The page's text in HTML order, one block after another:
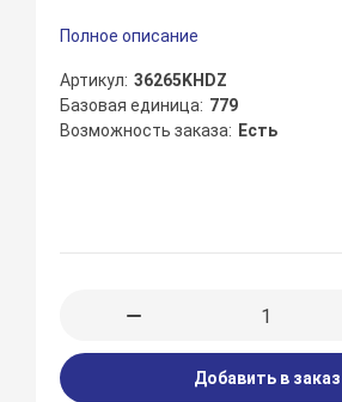
Полное описание
Артикул 36265KHDZ
Базовая единица 779
Возможность заказа
Есть
Добавить в заказ